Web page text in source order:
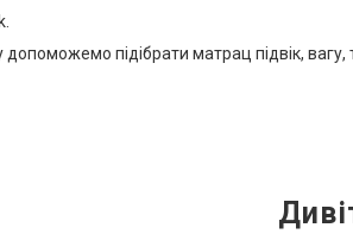
підібрати матрац підвік, вагу,